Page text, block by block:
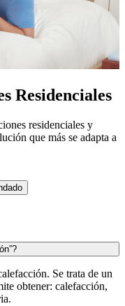
Residenciales
residenciales y
que más se adapta a
Se trata de un
obtener: calefacción,